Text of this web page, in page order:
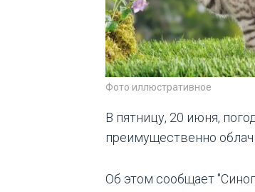
Фото иллюстративное
В пятницу, 20 июня,
преимущественно
Об этом сообщает